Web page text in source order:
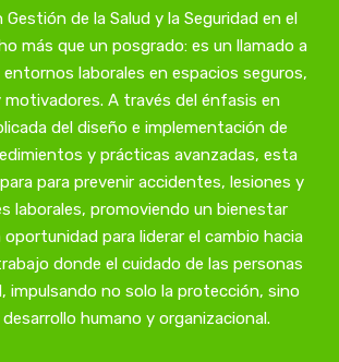
Gestión de la Salud y la Seguridad en el
más que un posgrado: es un llamado a
laborales en espacios seguros,
motivadores. A través del énfasis en
del diseño e implementación de
y prácticas avanzadas, esta
para prevenir accidentes, lesiones y
laborales, promoviendo un bienestar
oportunidad para liderar el cambio hacia
donde el cuidado de las personas
impulsando no solo la protección, sino
humano y organizacional.